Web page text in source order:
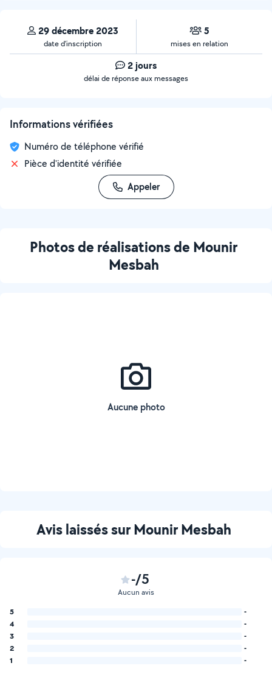
29 décembre 2023
date d’inscription
5
mises en relation
2 jours
délai de réponse aux messages
Informations vérifiées
Numéro de téléphone vérifié
Pièce d'identité vérifiée
Appeler
Photos de réalisations de Mounir
Mesbah
Aucune photo
Avis laissés sur Mounir Mesbah
-/5
Aucun avis
5
-
4
-
3
-
2
-
1
-